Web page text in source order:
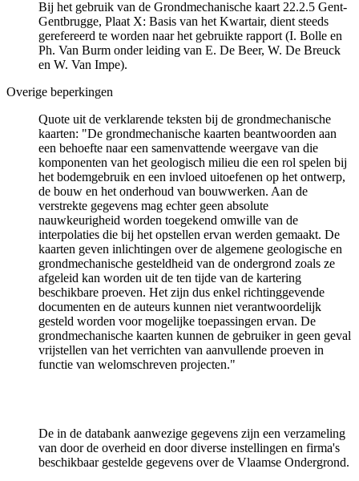
Bij het gebruik van de Grondmechanische kaart 22.2.5 Gent-
Gentbrugge, Plaat X: Basis van het Kwartair, dient steeds
gerefereerd te worden naar het gebruikte rapport (I. Bolle en
Ph. Van Burm onder leiding van E. De Beer, W. De Breuck
en W. Van Impe).
Overige beperkingen
Quote uit de verklarende teksten bij de grondmechanische
kaarten: "De grondmechanische kaarten beantwoorden aan
een behoefte naar een samenvattende weergave van die
komponenten van het geologisch milieu die een rol spelen bij
het bodemgebruik en een invloed uitoefenen op het ontwerp,
de bouw en het onderhoud van bouwwerken. Aan de
verstrekte gegevens mag echter geen absolute
nauwkeurigheid worden toegekend omwille van de
interpolaties die bij het opstellen ervan werden gemaakt. De
kaarten geven inlichtingen over de algemene geologische en
grondmechanische gesteldheid van de ondergrond zoals ze
afgeleid kan worden uit de ten tijde van de kartering
beschikbare proeven. Het zijn dus enkel richtinggevende
documenten en de auteurs kunnen niet verantwoordelijk
gesteld worden voor mogelijke toepassingen ervan. De
grondmechanische kaarten kunnen de gebruiker in geen geval
vrijstellen van het verrichten van aanvullende proeven in
functie van welomschreven projecten."
De in de databank aanwezige gegevens zijn een verzameling
van door de overheid en door diverse instellingen en firma's
beschikbaar gestelde gegevens over de Vlaamse Ondergrond.